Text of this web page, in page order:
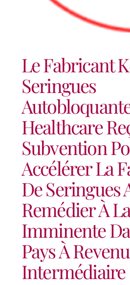
Le Fabricant
Seringues
Healthcare
Subvention
Accélérer La
De Seringues
Remédier À
Imminente
Pays À
Intermédiaire